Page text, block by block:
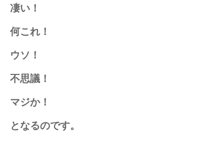
凄い！
何これ！
ウソ！
不思議！
マジか！
となるのです。